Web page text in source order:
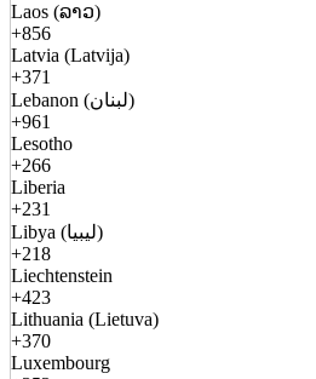
Laos (ລາວ)
+856
Latvia (Latvija)
+371
Lebanon (لبنان)
+961
Lesotho
+266
Liberia
+231
Libya (ليبيا)
+218
Liechtenstein
+423
Lithuania (Lietuva)
+370
Luxembourg